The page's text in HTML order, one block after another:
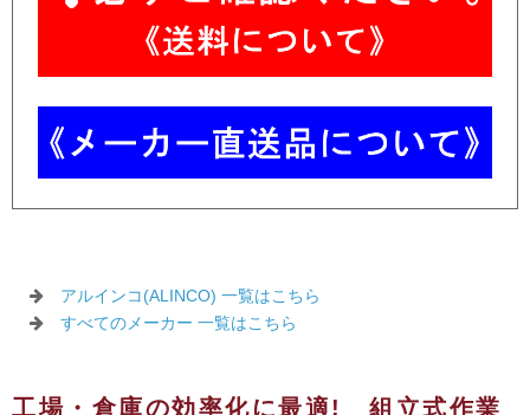
アルインコ(ALINCO) 一覧はこちら
すべてのメーカー 一覧はこちら
工場・倉庫の効率化に最適! 組立式作業